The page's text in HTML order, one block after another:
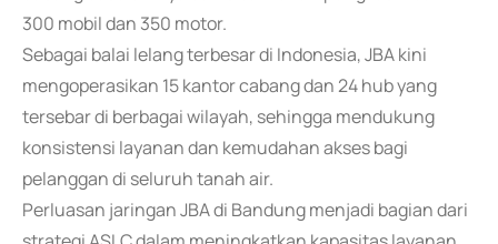
300 mobil dan 350 motor.
Sebagai balai lelang terbesar di Indonesia, JBA kini
mengoperasikan 15 kantor cabang dan 24 hub yang
tersebar di berbagai wilayah, sehingga mendukung
konsistensi layanan dan kemudahan akses bagi
pelanggan di seluruh tanah air.
Perluasan jaringan JBA di Bandung menjadi bagian dari